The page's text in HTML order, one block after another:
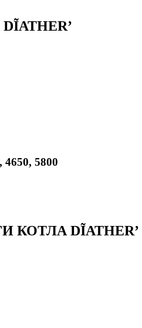
DĨATHER’
4650, 5800
КОТЛА DĨATHER’